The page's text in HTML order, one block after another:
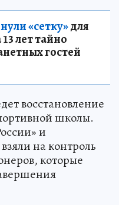
«сетку»для
лет тайно
гостей
восстановление
школы.
и
на контроль
которые